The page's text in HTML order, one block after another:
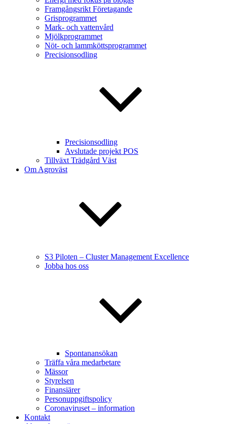
Framgångsrikt Företagande
Grisprogrammet
Mark- och vattenvård
Mjölkprogrammet
Nöt- och lammköttsprogrammet
Precisionsodling
Precisionsodling
Avslutade projekt POS
Tillväxt Trädgård Väst
Om Agroväst
S3 Piloten – Cluster Management Excellence
Jobba hos oss
Spontanansökan
Träffa våra medarbetare
Mässor
Styrelsen
Finansiärer
Personuppgiftspolicy
Coronaviruset – information
Kontakt